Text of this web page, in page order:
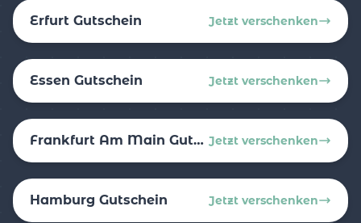
Erfurt Gutschein Jetzt verschenken
Essen Gutschein Jetzt verschenken
Frankfurt Am Main Gutschein Jetzt verschenken
Hamburg Gutschein Jetzt verschenken